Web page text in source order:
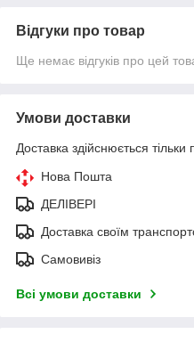
Відгуки про товар
Ще немає відгуків про цей
Умови доставки
Доставка здійснюється тільки
Нова Пошта
ДЕЛІВЕРІ
Доставка своїм
Самовивіз
Всі умови доставки